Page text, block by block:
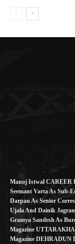
Manoj Istwal CAREER
Seemant Varta As Sub-
Darpan As Senior
Ujala And Dainik
Gramya Sandesh As
Magazine
Magazine DEHRADUN